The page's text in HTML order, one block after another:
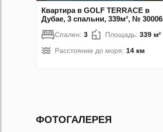
Квартира в GOLF TERRACE в
Дубае, 3 спальни, 339м², № 30006
Спален: 3 Площадь: 339 м²
Расстояние до моря: 14 км
ФОТОГАЛЕРЕЯ